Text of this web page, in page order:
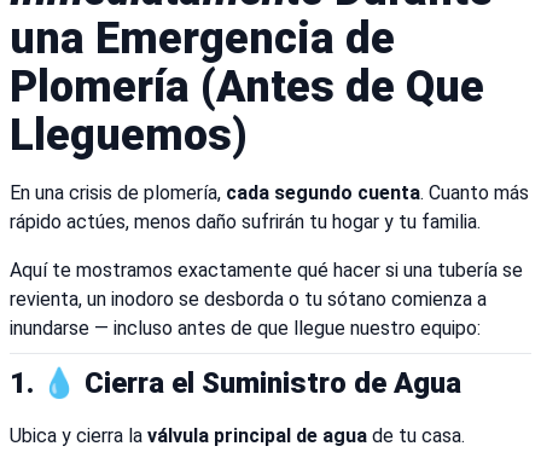
una Emergencia de
Plomería (Antes de Que
Lleguemos)
En una crisis de plomería, cada segundo cuenta. Cuanto más
rápido actúes, menos daño sufrirán tu hogar y tu familia.
Aquí te mostramos exactamente qué hacer si una tubería se
revienta, un inodoro se desborda o tu sótano comienza a
inundarse — incluso antes de que llegue nuestro equipo:
1. 💧 Cierra el Suministro de Agua
Ubica y cierra la válvula principal de agua de tu casa.